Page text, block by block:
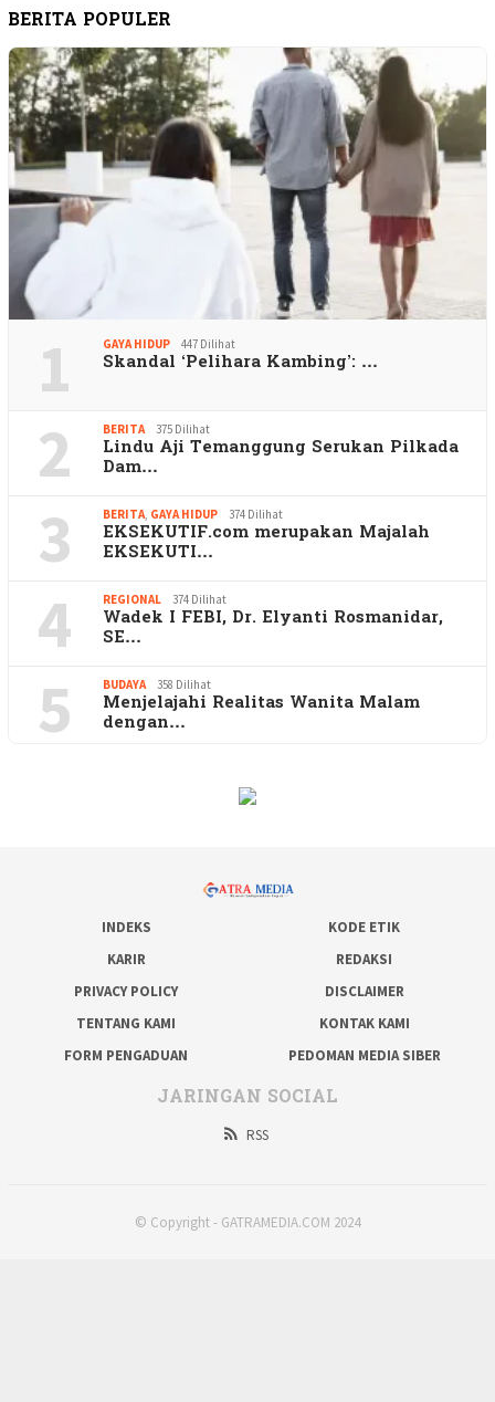
BERITA POPULER
1 GAYA HIDUP 447 Dilihat
Skandal ‘Pelihara Kambing’: …
2 BERITA 375 Dilihat
Lindu Aji Temanggung Serukan Pilkada
Dam…
3 BERITA GAYA HIDUP 374 Dilihat
EKSEKUTIF.com merupakan Majalah
EKSEKUTI…
4 REGIONAL 374 Dilihat
Wadek I FEBI, Dr. Elyanti Rosmanidar,
SE…
5 BUDAYA 358 Dilihat
Menjelajahi Realitas Wanita Malam
dengan…
INDEKS
KODE ETIK
KARIR
REDAKSI
PRIVACY POLICY
DISCLAIMER
TENTANG KAMI
KONTAK KAMI
FORM PENGADUAN
PEDOMAN MEDIA SIBER
JARINGAN SOCIAL
RSS
© Copyright - GATRAMEDIA.COM 2024